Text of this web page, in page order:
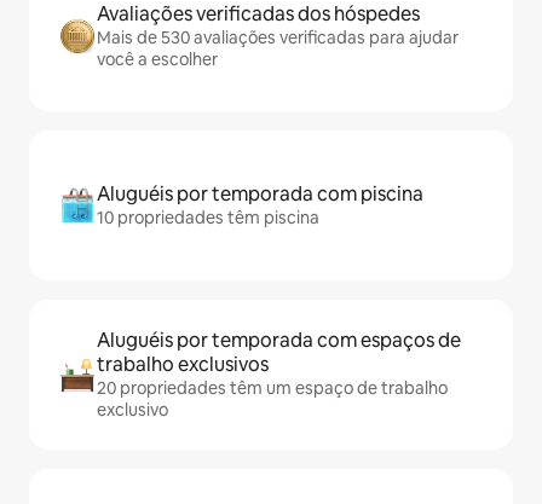
Avaliações verificadas dos hóspedes
Mais de 530 avaliações verificadas para ajudar
você a escolher
Aluguéis por temporada com piscina
10 propriedades têm piscina
Aluguéis por temporada com espaços de
trabalho exclusivos
20 propriedades têm um espaço de trabalho
exclusivo